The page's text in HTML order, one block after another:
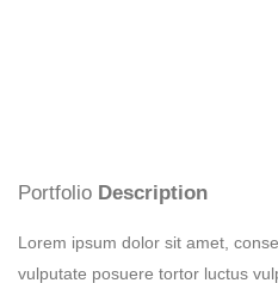
Portfolio Description
Lorem ipsum dolor sit amet,
vulputate posuere tortor luctus